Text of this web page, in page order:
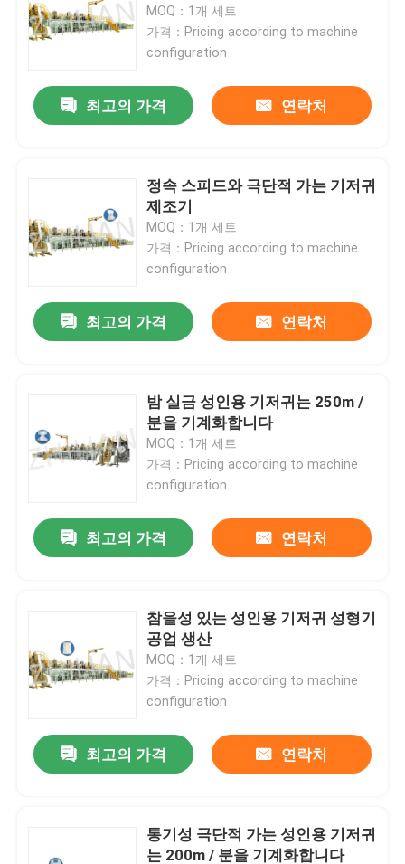
홈
접촉
기저귀 생산기를 끌어올리세요
언더패드 기계
Pet 패드 기계
MOQ：1개 세트
가격：Pricing according to machine
configuration
최고의 가격 연락처
정속 스피드와 극단적 가는 기저귀
제조기
MOQ：1개 세트
가격：Pricing according to machine
configuration
최고의 가격 연락처
밤 실금 성인용 기저귀는 250m /
분을 기계화합니다
MOQ：1개 세트
가격：Pricing according to machine
configuration
최고의 가격 연락처
참을성 있는 성인용 기저귀 성형기
공업 생산
MOQ：1개 세트
가격：Pricing according to machine
configuration
최고의 가격 연락처
통기성 극단적 가는 성인용 기저귀
는 200m / 분을 기계화합니다